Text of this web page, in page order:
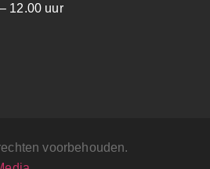
12.00 uur
voorbehouden.